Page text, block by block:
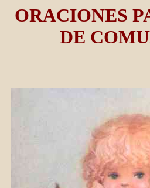
ORACIONES
DE